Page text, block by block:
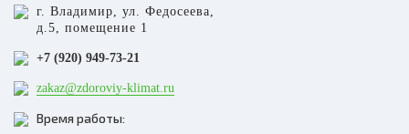
г. Владимир, ул. Федосеева,
д.5, помещение 1
+7 (920) 949-73-21
zakaz@zdoroviy-klimat.ru
Время работы: